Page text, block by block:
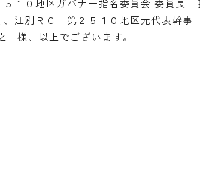
１０地区ガバナー指名委員会 委員長
、江別ＲＣ 第２５１０地区元代表幹事
様、以上でございます。